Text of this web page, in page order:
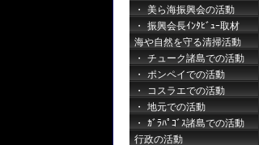
美ら海振興会の活動
振興会長ｲﾝﾀﾋﾞｭｰ取材
海や自然を守る清掃活動
チューク諸島での活動
ポンペイでの活動
コスラエでの活動
地元での活動
ｶﾞﾗﾊﾟｺﾞｽ諸島での活動
行政の活動